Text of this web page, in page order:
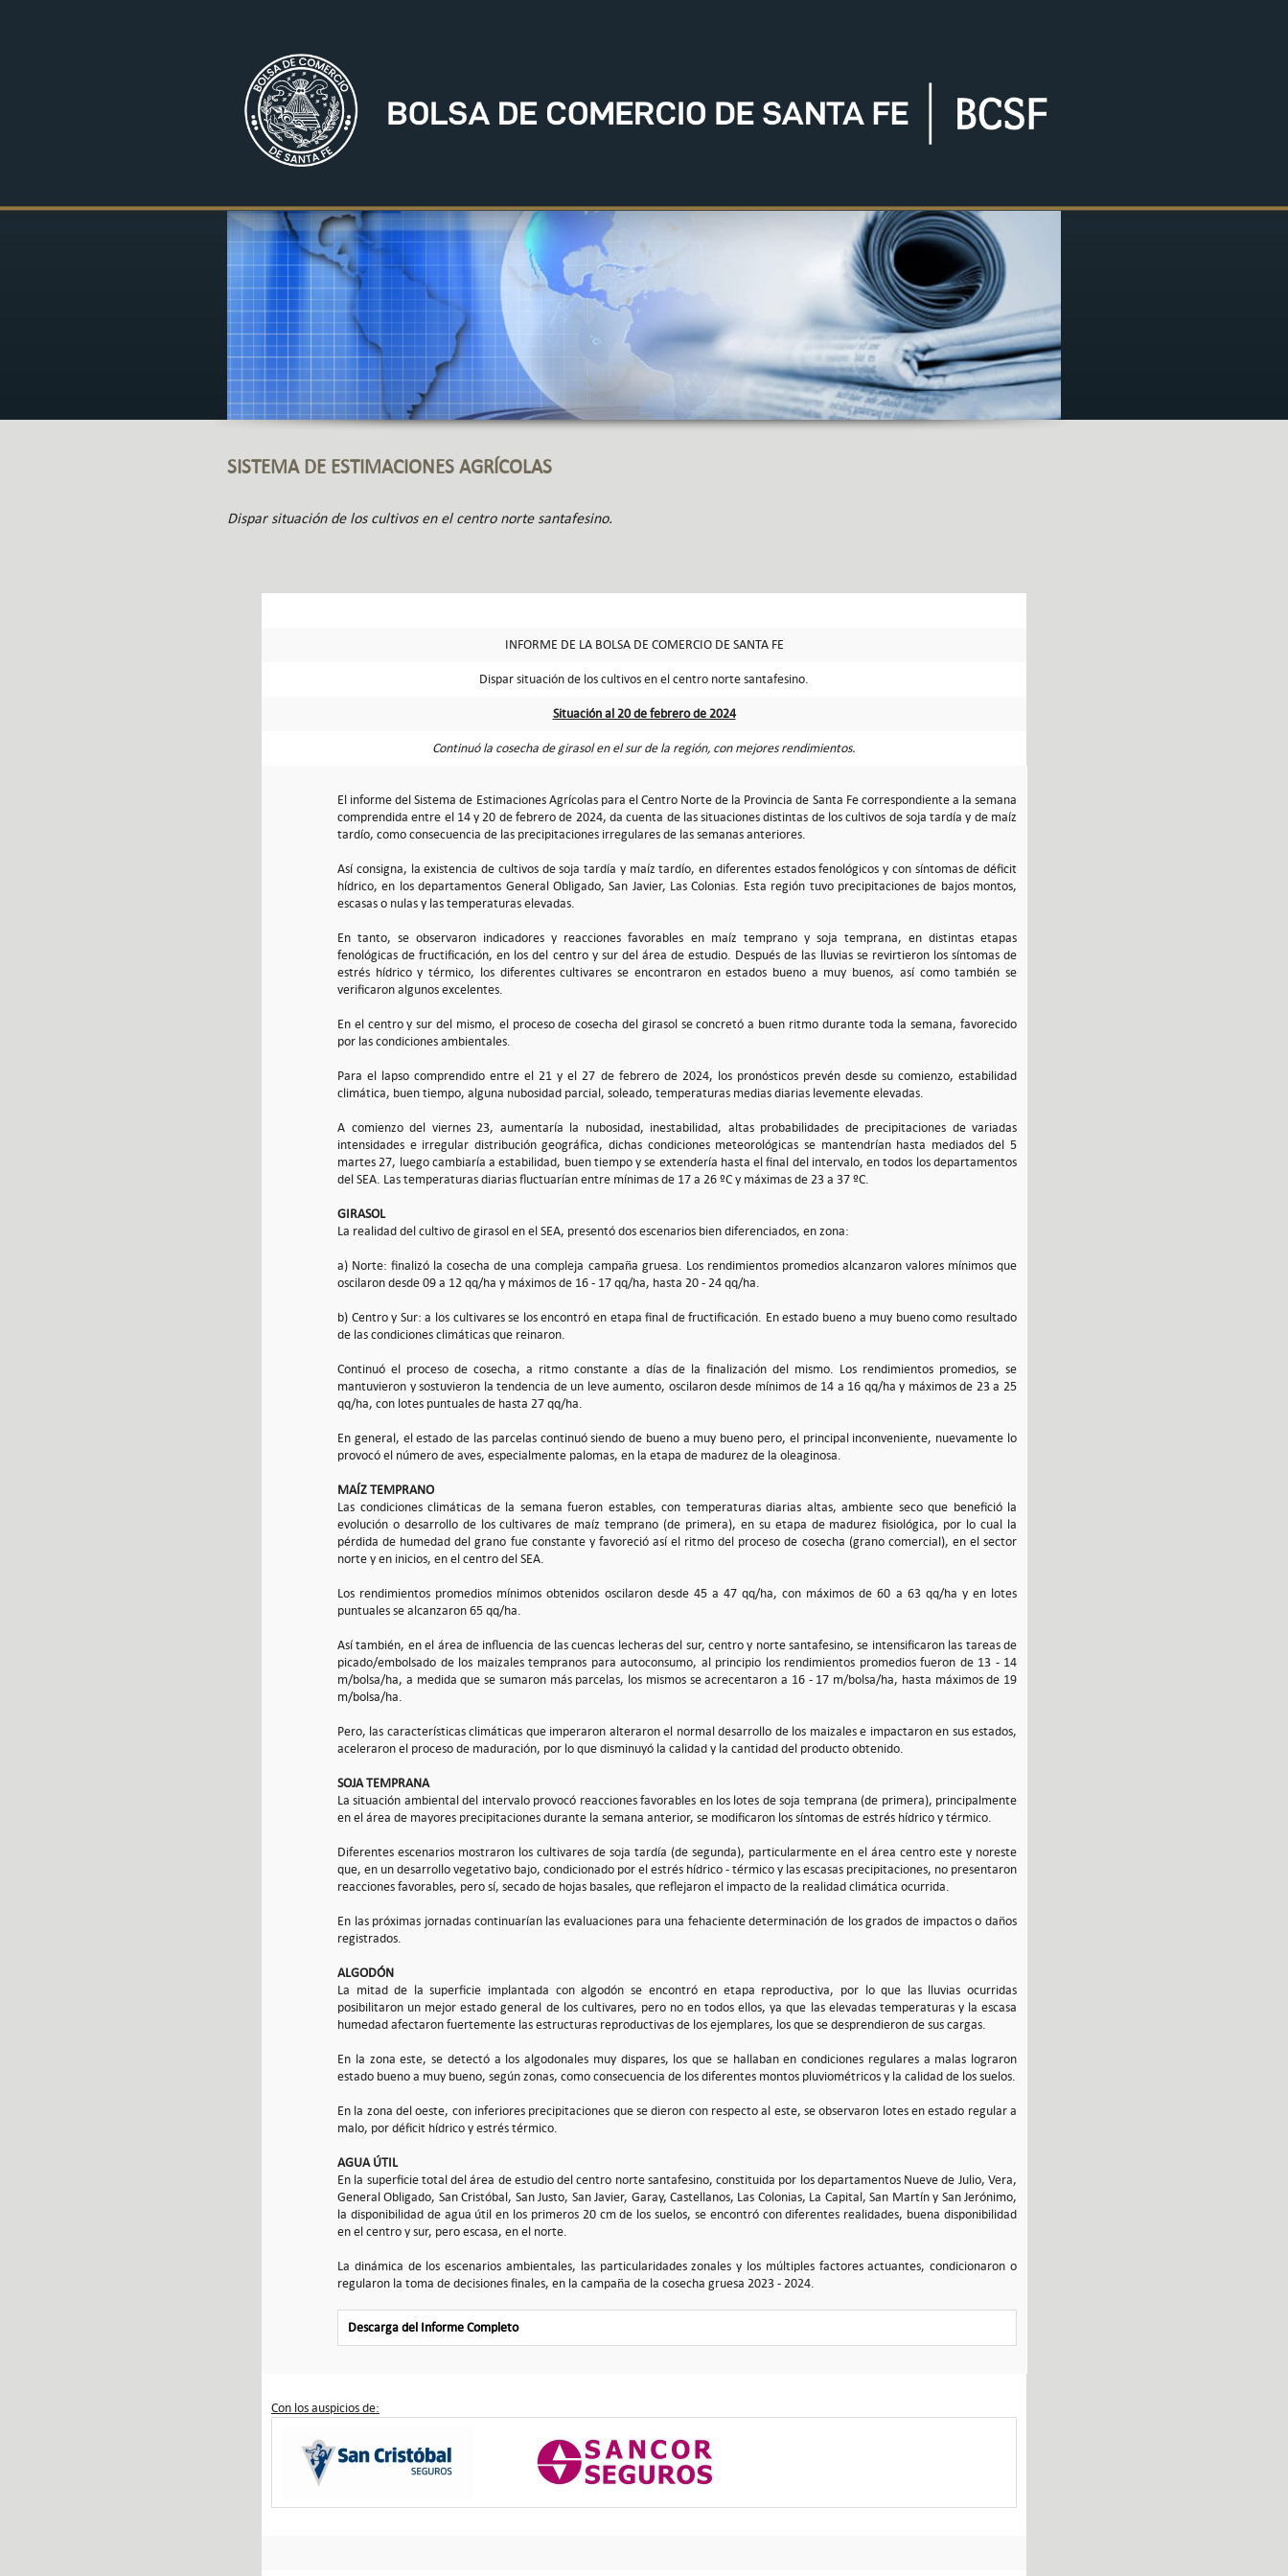
SISTEMA DE ESTIMACIONES AGRÍCOLAS
Dispar situación de los cultivos en el centro norte santafesino.
INFORME DE LA BOLSA DE COMERCIO DE SANTA FE
Dispar situación de los cultivos en el centro norte santafesino.
Situación al 20 de febrero de 2024
Continuó la cosecha de girasol en el sur de la región, con mejores rendimientos.
El informe del Sistema de Estimaciones Agrícolas para el Centro Norte de la Provincia de Santa Fe correspondiente a la semana
comprendida entre el 14 y 20 de febrero de 2024, da cuenta de las situaciones distintas de los cultivos de soja tardía y de maíz
tardío, como consecuencia de las precipitaciones irregulares de las semanas anteriores.
Así consigna, la existencia de cultivos de soja tardía y maíz tardío, en diferentes estados fenológicos y con síntomas de déficit
hídrico, en los departamentos General Obligado, San Javier, Las Colonias. Esta región tuvo precipitaciones de bajos montos,
escasas o nulas y las temperaturas elevadas.
En tanto, se observaron indicadores y reacciones favorables en maíz temprano y soja temprana, en distintas etapas
fenológicas de fructificación, en los del centro y sur del área de estudio. Después de las lluvias se revirtieron los síntomas de
estrés hídrico y térmico, los diferentes cultivares se encontraron en estados bueno a muy buenos, así como también se
verificaron algunos excelentes.
En el centro y sur del mismo, el proceso de cosecha del girasol se concretó a buen ritmo durante toda la semana, favorecido
por las condiciones ambientales.
Para el lapso comprendido entre el 21 y el 27 de febrero de 2024, los pronósticos prevén desde su comienzo, estabilidad
climática, buen tiempo, alguna nubosidad parcial, soleado, temperaturas medias diarias levemente elevadas.
A comienzo del viernes 23, aumentaría la nubosidad, inestabilidad, altas probabilidades de precipitaciones de variadas
intensidades e irregular distribución geográfica, dichas condiciones meteorológicas se mantendrían hasta mediados del 5
martes 27, luego cambiaría a estabilidad, buen tiempo y se extendería hasta el final del intervalo, en todos los departamentos
del SEA. Las temperaturas diarias fluctuarían entre mínimas de 17 a 26 ºC y máximas de 23 a 37 ºC.
GIRASOL
La realidad del cultivo de girasol en el SEA, presentó dos escenarios bien diferenciados, en zona:
a) Norte: finalizó la cosecha de una compleja campaña gruesa. Los rendimientos promedios alcanzaron valores mínimos que
oscilaron desde 09 a 12 qq/ha y máximos de 16 - 17 qq/ha, hasta 20 - 24 qq/ha.
b) Centro y Sur: a los cultivares se los encontró en etapa final de fructificación. En estado bueno a muy bueno como resultado
de las condiciones climáticas que reinaron.
Continuó el proceso de cosecha, a ritmo constante a días de la finalización del mismo. Los rendimientos promedios, se
mantuvieron y sostuvieron la tendencia de un leve aumento, oscilaron desde mínimos de 14 a 16 qq/ha y máximos de 23 a 25
qq/ha, con lotes puntuales de hasta 27 qq/ha.
En general, el estado de las parcelas continuó siendo de bueno a muy bueno pero, el principal inconveniente, nuevamente lo
provocó el número de aves, especialmente palomas, en la etapa de madurez de la oleaginosa.
MAÍZ TEMPRANO
Las condiciones climáticas de la semana fueron estables, con temperaturas diarias altas, ambiente seco que benefició la
evolución o desarrollo de los cultivares de maíz temprano (de primera), en su etapa de madurez fisiológica, por lo cual la
pérdida de humedad del grano fue constante y favoreció así el ritmo del proceso de cosecha (grano comercial), en el sector
norte y en inicios, en el centro del SEA.
Los rendimientos promedios mínimos obtenidos oscilaron desde 45 a 47 qq/ha, con máximos de 60 a 63 qq/ha y en lotes
puntuales se alcanzaron 65 qq/ha.
Así también, en el área de influencia de las cuencas lecheras del sur, centro y norte santafesino, se intensificaron las tareas de
picado/embolsado de los maizales tempranos para autoconsumo, al principio los rendimientos promedios fueron de 13 - 14
m/bolsa/ha, a medida que se sumaron más parcelas, los mismos se acrecentaron a 16 - 17 m/bolsa/ha, hasta máximos de 19
m/bolsa/ha.
Pero, las características climáticas que imperaron alteraron el normal desarrollo de los maizales e impactaron en sus estados,
aceleraron el proceso de maduración, por lo que disminuyó la calidad y la cantidad del producto obtenido.
SOJA TEMPRANA
La situación ambiental del intervalo provocó reacciones favorables en los lotes de soja temprana (de primera), principalmente
en el área de mayores precipitaciones durante la semana anterior, se modificaron los síntomas de estrés hídrico y térmico.
Diferentes escenarios mostraron los cultivares de soja tardía (de segunda), particularmente en el área centro este y noreste
que, en un desarrollo vegetativo bajo, condicionado por el estrés hídrico - térmico y las escasas precipitaciones, no presentaron
reacciones favorables, pero sí, secado de hojas basales, que reflejaron el impacto de la realidad climática ocurrida.
En las próximas jornadas continuarían las evaluaciones para una fehaciente determinación de los grados de impactos o daños
registrados.
ALGODÓN
La mitad de la superficie implantada con algodón se encontró en etapa reproductiva, por lo que las lluvias ocurridas
posibilitaron un mejor estado general de los cultivares, pero no en todos ellos, ya que las elevadas temperaturas y la escasa
humedad afectaron fuertemente las estructuras reproductivas de los ejemplares, los que se desprendieron de sus cargas.
En la zona este, se detectó a los algodonales muy dispares, los que se hallaban en condiciones regulares a malas lograron
estado bueno a muy bueno, según zonas, como consecuencia de los diferentes montos pluviométricos y la calidad de los suelos.
En la zona del oeste, con inferiores precipitaciones que se dieron con respecto al este, se observaron lotes en estado regular a
malo, por déficit hídrico y estrés térmico.
AGUA ÚTIL
En la superficie total del área de estudio del centro norte santafesino, constituida por los departamentos Nueve de Julio, Vera,
General Obligado, San Cristóbal, San Justo, San Javier, Garay, Castellanos, Las Colonias, La Capital, San Martín y San Jerónimo,
la disponibilidad de agua útil en los primeros 20 cm de los suelos, se encontró con diferentes realidades, buena disponibilidad
en el centro y sur, pero escasa, en el norte.
La dinámica de los escenarios ambientales, las particularidades zonales y los múltiples factores actuantes, condicionaron o
regularon la toma de decisiones finales, en la campaña de la cosecha gruesa 2023 - 2024.
Descarga del Informe Completo
Con los auspicios de: